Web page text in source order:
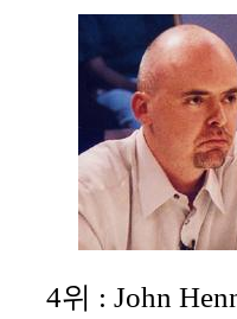
4위 : John